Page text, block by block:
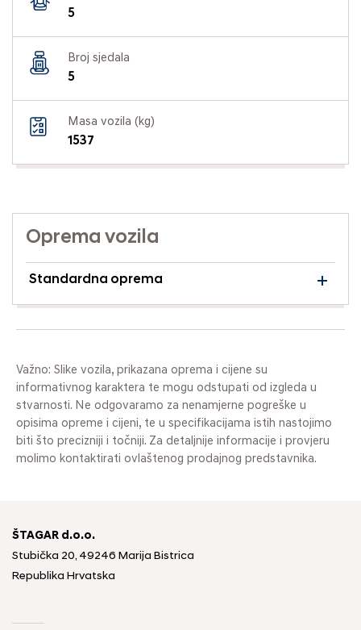
5
Broj sjedala
5
Masa vozila (kg)
1537
Oprema vozila
Standardna oprema
Važno: Slike vozila, prikazana oprema i cijene su
informativnog karaktera te mogu odstupati od izgleda u
stvarnosti. Ne odgovaramo za nenamjerne pogreške u
opisima opreme i cijeni, te u specifikacijama istih nastojimo
biti što precizniji i točniji. Za detaljnije informacije i provjeru
molimo kontaktirati ovlaštenog prodajnog predstavnika.
ŠTAGAR d.o.o.
Stubička 20, 49246 Marija Bistrica
Republika Hrvatska